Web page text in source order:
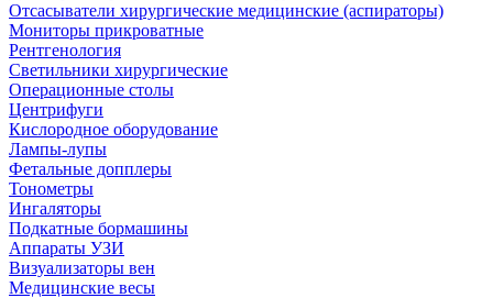
Отсасыватели хирургические медицинские (аспираторы)
Мониторы прикроватные
Рентгенология
Светильники хирургические
Операционные столы
Центрифуги
Кислородное оборудование
Лампы-лупы
Фетальные допплеры
Тонометры
Ингаляторы
Подкатные бормашины
Аппараты УЗИ
Визуализаторы вен
Медицинские весы